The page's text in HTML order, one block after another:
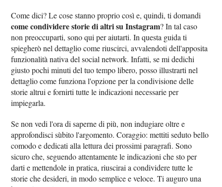
Come dici? Le cose stanno proprio così e, quindi, ti domandi
come condividere storie di altri su Instagram? In tal caso
non preoccuparti, sono qui per aiutarti. In questa guida ti
spiegherò nel dettaglio come riuscirci, avvalendoti dell'apposita
funzionalità nativa del social network. Infatti, se mi dedichi
giusto pochi minuti del tuo tempo libero, posso illustrarti nel
dettaglio come funziona l'opzione per la condivisione delle
storie altrui e fornirti tutte le indicazioni necessarie per
impiegarla.
Se non vedi l'ora di saperne di più, non indugiare oltre e
approfondisci sùbito l'argomento. Coraggio: mettiti seduto bello
comodo e dedicati alla lettura dei prossimi paragrafi. Sono
sicuro che, seguendo attentamente le indicazioni che sto per
darti e mettendole in pratica, riuscirai a condividere tutte le
storie che desideri, in modo semplice e veloce. Ti auguro una